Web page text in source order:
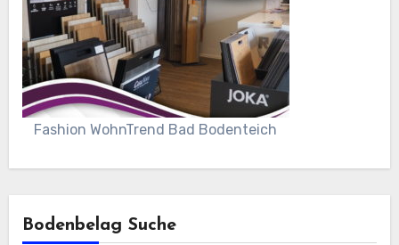
Fashion WohnTrend Bad Bodenteich
Bodenbelag Suche